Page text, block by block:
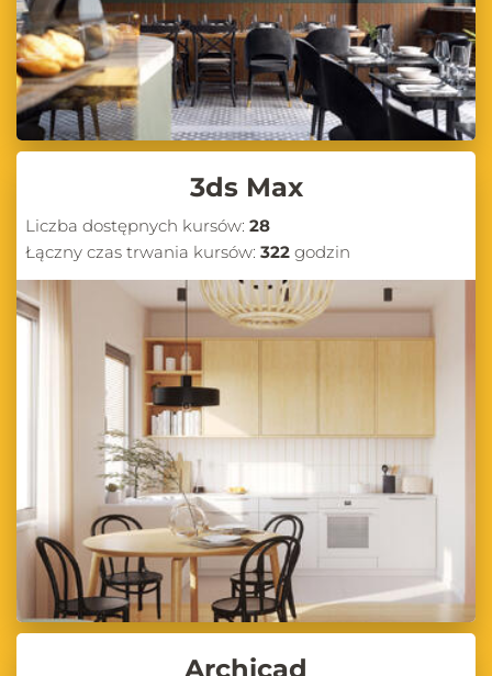
3ds Max
Liczba dostępnych kursów: 28
Łączny czas trwania kursów: 322 godzin
Archicad